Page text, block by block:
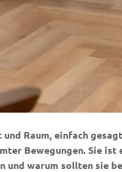
Raum, einfach
Bewegungen. Sie
und warum sollten